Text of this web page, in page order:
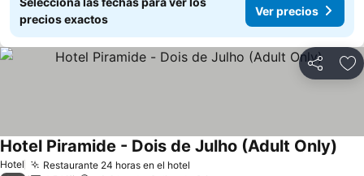
precios exactos
Ver precios
Compartir
Hotel Restaurante 24 horas en el hotel
Hotel Piramide - Dois de Julho (Adult Only)